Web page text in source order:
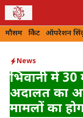
Skip
to
content
मौसम क्रिकेट ऑपरेशन
News
भिवानी में
अदालत का
मामलों का